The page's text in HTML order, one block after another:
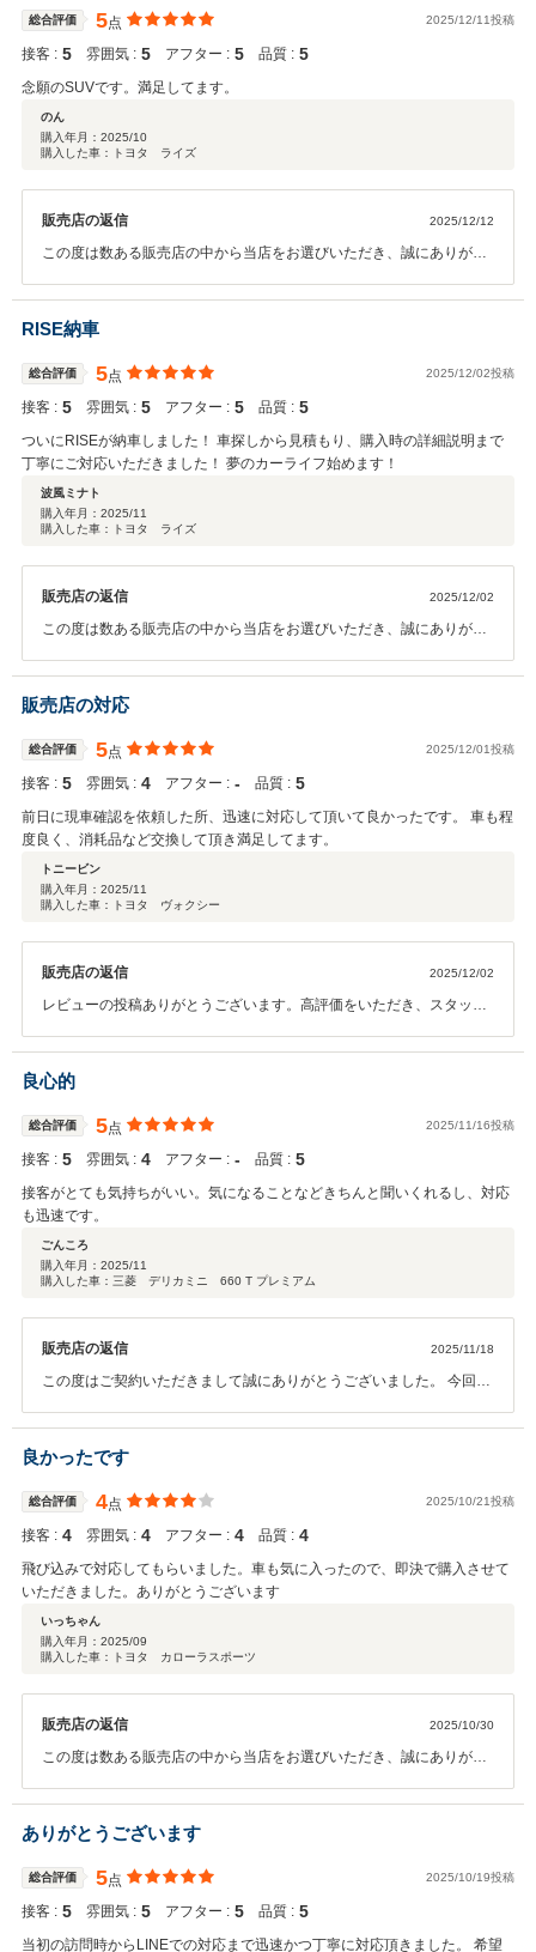
総合評価 5点 2025/12/11投稿
接客 : 5 雰囲気 : 5 アフター : 5 品質 : 5
念願のSUVです。満足してます。
のん
購入年月： 2025/10
購入した車：トヨタ ライズ
販売店の返信 2025/12/12
この度は数ある販売店の中から当店をお選びいただき、誠にありがと
す。 今後ともお車のことでなにかあればお気軽にご連絡ください。 こ
れからも末永くお付き合いのほどよろしくお願いいたします。
RISE納車
総合評価 5点 2025/12/02投稿
接客 : 5 雰囲気 : 5 アフター : 5 品質 : 5
ついにRISEが納車しました！ 車探しから見積もり、購入時の詳細説明まで
丁寧にご対応いただきました！ 夢のカーライフ始めます！
波風ミナト
購入年月： 2025/11
購入した車：トヨタ ライズ
販売店の返信 2025/12/02
この度は数ある販売店の中から当店をお選びいただき、誠にありがと
同、丁寧な応対を心がけております！高評価をいただき、大変うれし
く思います。今後も夢のカーライフをサポートさせていただきます！
販売店の対応
総合評価 5点 2025/12/01投稿
接客 : 5 雰囲気 : 4 アフター : ‐ 品質 : 5
前日に現車確認を依頼した所、迅速に対応して頂いて良かったです。 車も程
度良く、消耗品など交換して頂き満足してます。
トニービン
購入年月： 2025/11
購入した車：トヨタ ヴォクシー
販売店の返信 2025/12/02
レビューの投稿ありがとうございます。高評価をいただき、スタッフ
希望に沿うお車をご準備できて良かったです。今後ともサポートさせ
ていただきます。ご納車までお時間をいただきますが、引き続きよろ
良心的
総合評価 5点 2025/11/16投稿
接客 : 5 雰囲気 : 4 アフター : ‐ 品質 : 5
接客がとても気持ちがいい。気になることなどきちんと聞いくれるし、対応
も迅速です。
ごんころ
購入年月： 2025/11
購入した車：三菱 デリカミニ 660 T プレミアム
販売店の返信 2025/11/18
この度はご契約いただきまして誠にありがとうございました。 今回は
ます。 ご納車までお時間をいただきますが、しっかり整備をして安心
してご納車させていただきます。 何かお困りの際はぜひお気軽にお立
ち寄りください。 今後とも、どうぞ宜しくお願い致します。
良かったです
総合評価 4点 2025/10/21投稿
接客 : 4 雰囲気 : 4 アフター : 4 品質 : 4
飛び込みで対応してもらいました。車も気に入ったので、即決で購入させて
いただきました。ありがとうございます
いっちゃん
購入年月： 2025/09
購入した車：トヨタ カローラスポーツ
販売店の返信 2025/10/30
この度は数ある販売店の中から当店をお選びいただき、誠にありがと
す。 今後ともお車のことでなにかあればお気軽にご連絡ください。 こ
れからも末永くお付き合いのほどよろしくお願いいたします。
ありがとうございます
総合評価 5点 2025/10/19投稿
接客 : 5 雰囲気 : 5 アフター : 5 品質 : 5
当初の訪問時からLINEでの対応まで迅速かつ丁寧に対応頂きました。 希望